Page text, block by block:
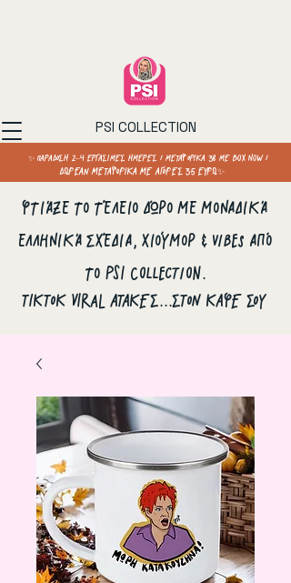
PSI COLLECTION
✨ ΠΑΡΑΔΟΣΗ 2–4 ΕΡΓΑΣΙΜΕΣ ΗΜΕΡΕΣ / ΜΕΤΑΦΟΡΙΚΑ 3€ ΜΕ BOX NOW /
ΔΩΡΕΑΝ ΜΕΤΑΦΟΡΙΚΑ ΜΕ ΑΓΟΡΕΣ 35 ΕΥΡΩ✨
Φτιάξε το τέλειο δώρο με μοναδικά
ελληνικά σχέδια, χιούμορ & vibes από
το PSI Collection.
ΤΙΚΤΟΚ VIRAL ΑΤΑΚΕΣ...ΣΤΟΝ ΚΑΦΕ ΣΟΥ